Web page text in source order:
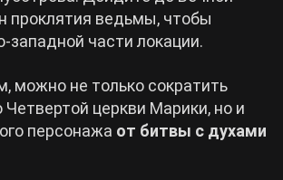
проклятия ведьмы, чтобы
западной части локации.
можно не только сократить
церкви Марики, но и
персонажа от битвы с духами